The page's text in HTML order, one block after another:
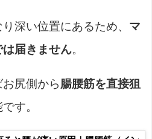
深い位置にあるため、 マ
は届きません。
尻側から 腸腰筋を直接狙
す。